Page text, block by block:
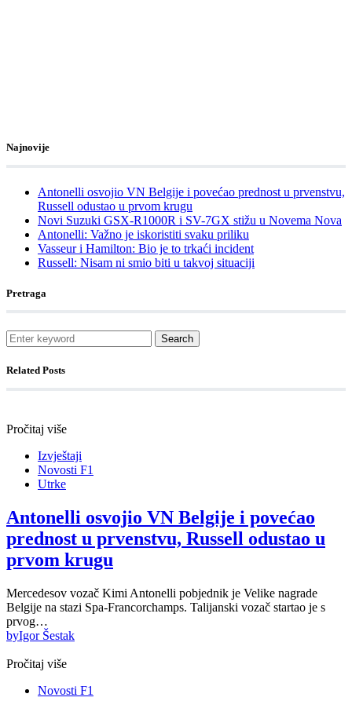
Najnovije
Antonelli osvojio VN Belgije i povećao prednost u prvenstvu,
Russell odustao u prvom krugu
Novi Suzuki GSX-R1000R i SV-7GX stižu u Novema Nova
Antonelli: Važno je iskoristiti svaku priliku
Vasseur i Hamilton: Bio je to trkaći incident
Russell: Nisam ni smio biti u takvoj situaciji
Pretraga
Search
Related Posts
Pročitaj više
Izvještaji
Novosti F1
Utrke
Antonelli osvojio VN Belgije i povećao
prednost u prvenstvu, Russell odustao u
prvom krugu
Mercedesov vozač Kimi Antonelli pobjednik je Velike nagrade
Belgije na stazi Spa-Francorchamps. Talijanski vozač startao je s
prvog…
byIgor Šestak
Pročitaj više
Novosti F1